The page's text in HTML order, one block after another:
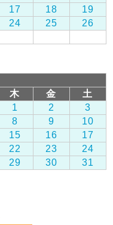
17 18
19
24 25
26
木 金
土
1
2
3
8 9
10
15 16
17
22 23
24
29 30 31